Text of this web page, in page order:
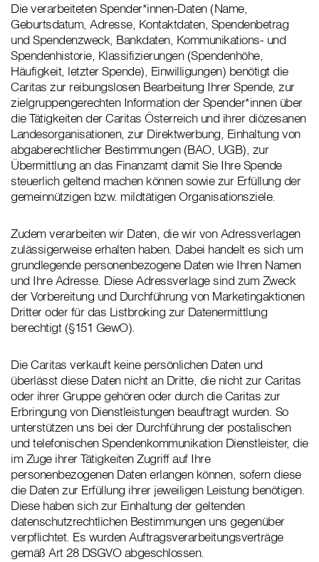
Die verarbeiteten Spender*innen-Daten (Name,
Geburtsdatum, Adresse, Kontaktdaten, Spendenbetrag
und Spendenzweck, Bankdaten, Kommunikations- und
Spendenhistorie, Klassifizierungen (Spendenhöhe,
Häufigkeit, letzter Spende), Einwilligungen) benötigt die
Caritas zur reibungslosen Bearbeitung Ihrer Spende, zur
zielgruppengerechten Information der Spender*innen über
die Tätigkeiten der Caritas Österreich und ihrer diözesanen
Landesorganisationen, zur Direktwerbung, Einhaltung von
abgaberechtlicher Bestimmungen (BAO, UGB), zur
Übermittlung an das Finanzamt damit Sie Ihre Spende
steuerlich geltend machen können sowie zur Erfüllung der
gemeinnützigen bzw. mildtätigen Organisationsziele.
Zudem verarbeiten wir Daten, die wir von Adressverlagen
zulässigerweise erhalten haben. Dabei handelt es sich um
grundlegende personenbezogene Daten wie Ihren Namen
und Ihre Adresse. Diese Adressverlage sind zum Zweck
der Vorbereitung und Durchführung von Marketingaktionen
Dritter oder für das Listbroking zur Datenermittlung
berechtigt (§151 GewO).
Die Caritas verkauft keine persönlichen Daten und
überlässt diese Daten nicht an Dritte, die nicht zur Caritas
oder ihrer Gruppe gehören oder durch die Caritas zur
Erbringung von Dienstleistungen beauftragt wurden. So
unterstützen uns bei der Durchführung der postalischen
und telefonischen Spendenkommunikation Dienstleister, die
im Zuge ihrer Tätigkeiten Zugriff auf Ihre
personenbezogenen Daten erlangen können, sofern diese
die Daten zur Erfüllung ihrer jeweiligen Leistung benötigen.
Diese haben sich zur Einhaltung der geltenden
datenschutzrechtlichen Bestimmungen uns gegenüber
verpflichtet. Es wurden Auftragsverarbeitungsverträge
gemäß Art 28 DSGVO abgeschlossen.